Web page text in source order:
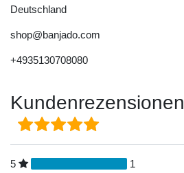
Deutschland
shop@banjado.com
+4935130708080
Kundenrezensionen
5
1